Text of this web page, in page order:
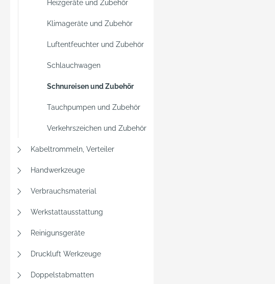
Heizgeräte und Zubehör
Klimageräte und Zubehör
Luftentfeuchter und Zubehör
Schlauchwagen
Schnureisen und Zubehör
Tauchpumpen und Zubehör
Verkehrszeichen und Zubehör
Kabeltrommeln, Verteiler
Handwerkzeuge
Verbrauchsmaterial
Werkstattausstattung
Reinigunsgeräte
Druckluft Werkzeuge
Doppelstabmatten